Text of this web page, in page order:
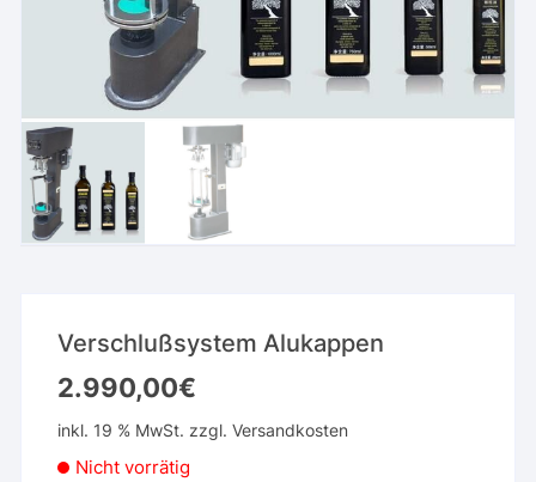
Verschlußsystem Alukappen
2.990,00€
inkl. 19 % MwSt. zzgl.Versandkosten
Nicht vorrätig